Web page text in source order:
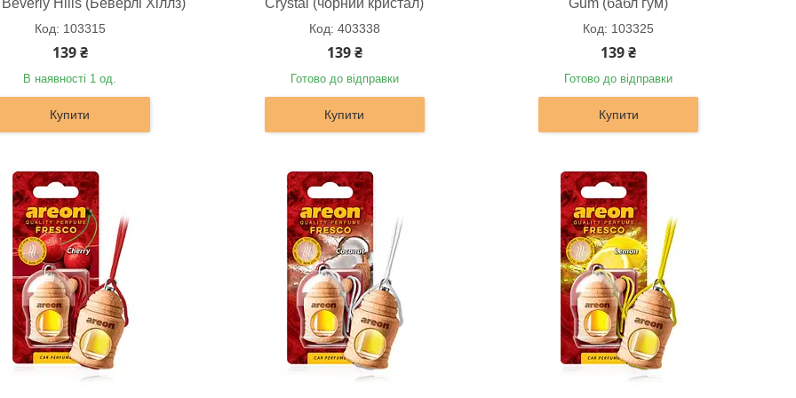
Hills (Беверлі Хіллз)
103315
139 ₴
В наявності 1 од.
Купити
Crystal (чорний кристал)
403338
139 ₴
Готово до відправки
Купити
Gum (бабл гум)
103325
139 ₴
Готово до відправки
Купити